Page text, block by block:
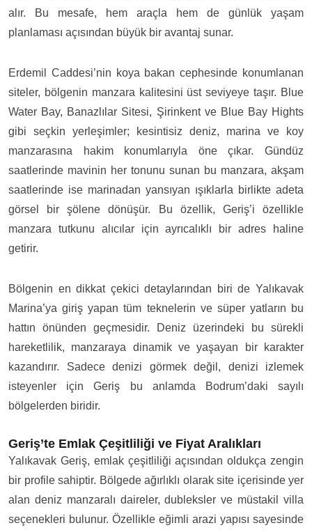
alır. Bu mesafe, hem araçla hem de günlük yaşam
planlaması açısından büyük bir avantaj sunar.
Erdemil Caddesi’nin koya bakan cephesinde konumlanan
siteler, bölgenin manzara kalitesini üst seviyeye taşır. Blue
Water Bay, Banazlılar Sitesi, Şirinkent ve Blue Bay Hights
gibi seçkin yerleşimler; kesintisiz deniz, marina ve koy
manzarasına hakim konumlarıyla öne çıkar. Gündüz
saatlerinde mavinin her tonunu sunan bu manzara, akşam
saatlerinde ise marinadan yansıyan ışıklarla birlikte adeta
görsel bir şölene dönüşür. Bu özellik, Geriş’i özellikle
manzara tutkunu alıcılar için ayrıcalıklı bir adres haline
getirir.
Bölgenin en dikkat çekici detaylarından biri de Yalıkavak
Marina’ya giriş yapan tüm teknelerin ve süper yatların bu
hattın önünden geçmesidir. Deniz üzerindeki bu sürekli
hareketlilik, manzaraya dinamik ve yaşayan bir karakter
kazandırır. Sadece denizi görmek değil, denizi izlemek
isteyenler için Geriş bu anlamda Bodrum’daki sayılı
bölgelerden biridir.
Geriş’te Emlak Çeşitliliği ve Fiyat Aralıkları
Yalıkavak Geriş, emlak çeşitliliği açısından oldukça zengin
bir profile sahiptir. Bölgede ağırlıklı olarak site içerisinde yer
alan deniz manzaralı daireler, dubleksler ve müstakil villa
seçenekleri bulunur. Özellikle eğimli arazi yapısı sayesinde